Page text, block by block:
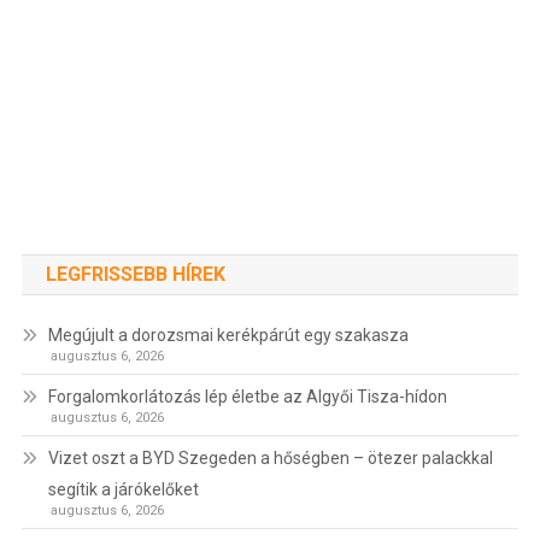
LEGFRISSEBB HÍREK
Megújult a dorozsmai kerékpárút egy szakasza
augusztus 6, 2026
Forgalomkorlátozás lép életbe az Algyői Tisza-hídon
augusztus 6, 2026
Vizet oszt a BYD Szegeden a hőségben – ötezer palackkal
segítik a járókelőket
augusztus 6, 2026